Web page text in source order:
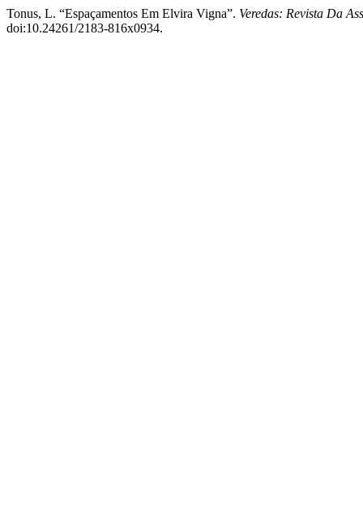
Tonus, L. “Espaçamentos Em Elvira Vigna”. Veredas: Revista Da
doi:10.24261/2183-816x0934.